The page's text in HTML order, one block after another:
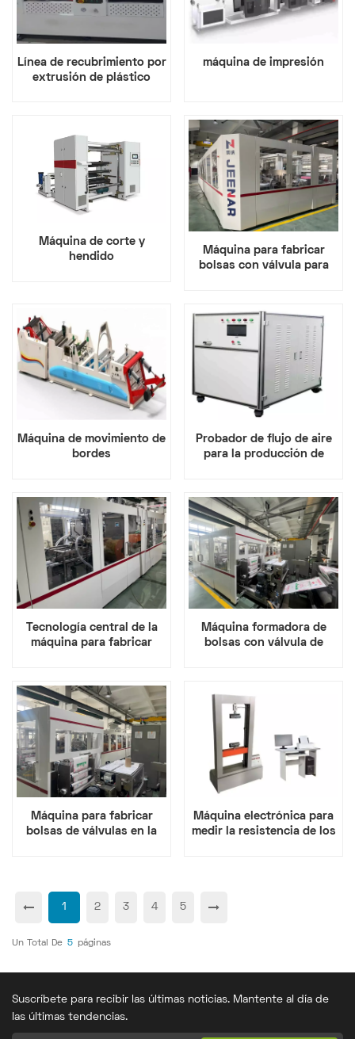
Línea de recubrimiento por
extrusión de plástico
máquina de impresión
Máquina de corte y
hendido
Máquina para fabricar
bolsas con válvula para
Máquina de movimiento de
bordes
Probador de flujo de aire
para la producción de
Tecnología central de la
máquina para fabricar
Máquina formadora de
bolsas con válvula de
Máquina para fabricar
bolsas de válvulas en la
Máquina electrónica para
medir la resistencia de los
1 2 3 4 5
Un Total De 5 Páginas
Suscríbete para recibir las últimas noticias. Mantente al día de
las últimas tendencias.